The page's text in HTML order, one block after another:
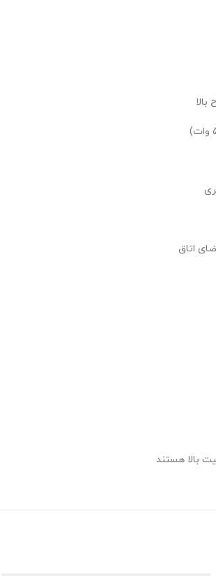
بالا هستند